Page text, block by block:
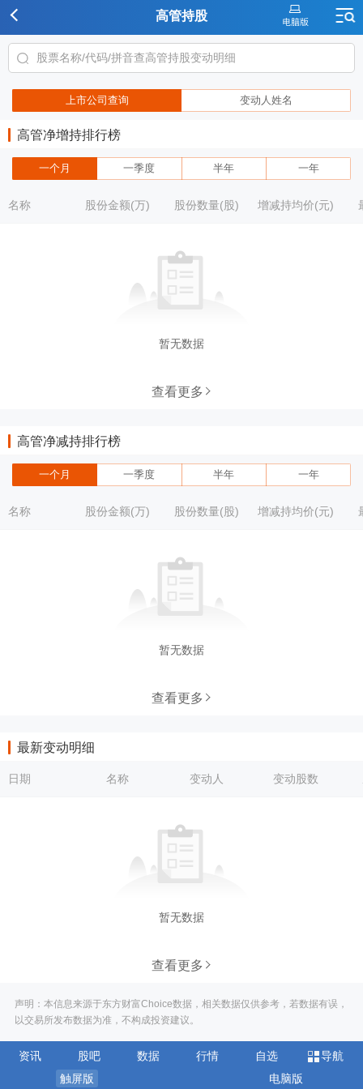
高管持股
上市公司查询 变动人姓名
高管净增持排行榜
一个月 一季度 半年 一年
名称 股份金额(万) 股份数量(股) 增减持均价(元)
暂无数据
查看更多
高管净减持排行榜
一个月 一季度 半年 一年
名称 股份金额(万) 股份数量(股) 增减持均价(元)
暂无数据
查看更多
最新变动明细
日期 名称 变动人 变动股数
暂无数据
查看更多
声明：本信息来源于东方财富Choice数据，相关数据仅供参考，若数据有误，
以交易所发布数据为准，不构成投资建议。
资讯 股吧 数据 行情 自选
导航
触屏版
电脑版